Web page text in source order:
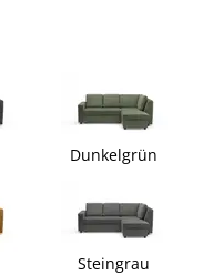
Dunkelgrün
Steingrau